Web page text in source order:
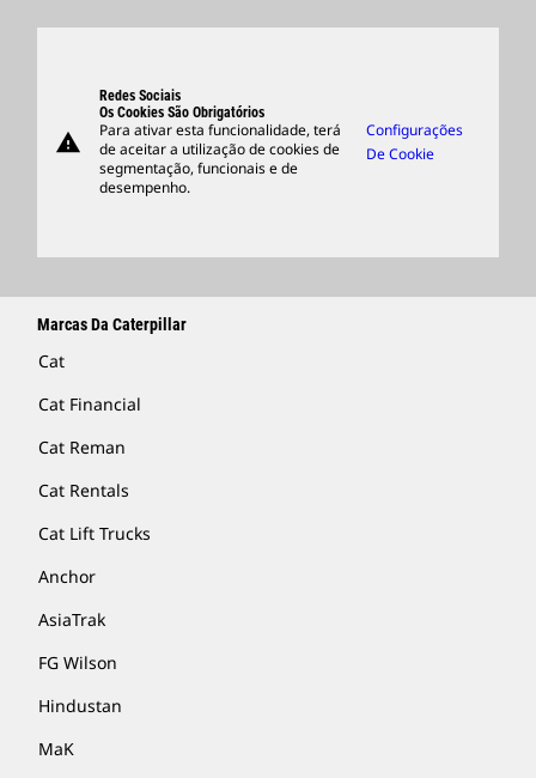
Suporte
Merchandise
Encontrar Um Revendedor
warning
Redes Sociais
Os Cookies São Obrigatórios
Para ativar esta funcionalidade, terá
de aceitar a utilização de cookies de
segmentação, funcionais e de
desempenho.
Configurações
De Cookie
Marcas Da Caterpillar
Cat
Cat Financial
Cat Reman
Cat Rentals
Cat Lift Trucks
Anchor
AsiaTrak
FG Wilson
Hindustan
MaK